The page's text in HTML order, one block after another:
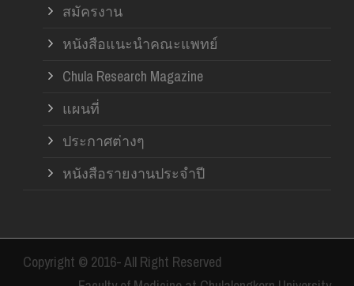
สมัครงาน
หนังสือแนะนำคณะแพทย์
Chula Research Magazine
แผนที่
ประกาศต่างๆ
หนังสือรายงานประจำปี
Copyright © 2016- All Right Reserved